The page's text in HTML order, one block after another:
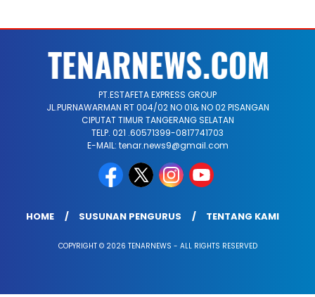
PT.ESTAFETA EXPRESS GROUP
JL.PURNAWARMAN RT 004/02 NO 01& NO 02 PISANGAN
CIPUTAT TIMUR TANGERANG SELATAN
TELP. 021 .60571399-0817741703
E-MAIL: tenar.news9@gmail.com
HOME SUSUNAN PENGURUS TENTANG KAMI
COPYRIGHT © 2026 TENARNEWS - ALL RIGHTS RESERVED